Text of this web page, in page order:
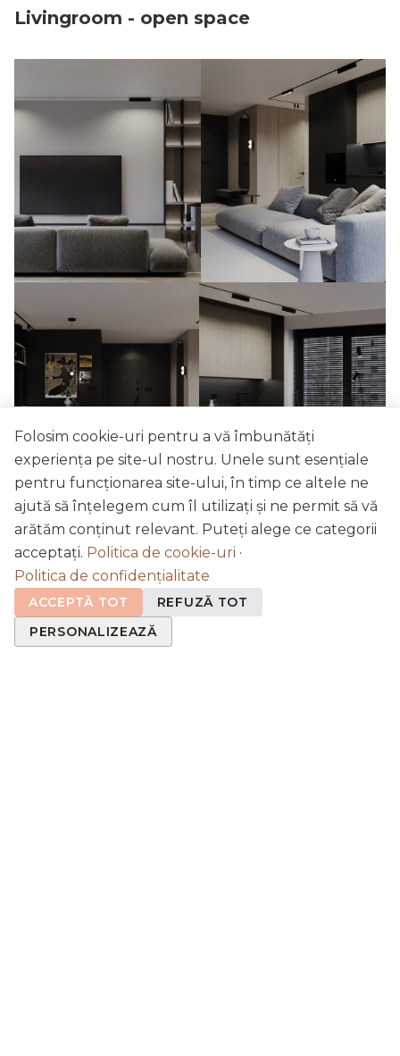
Livingroom - open space
Folosim cookie-uri pentru a vă îmbunătăți
experiența pe site-ul nostru. Unele sunt esențiale
pentru funcționarea site-ului, în timp ce altele ne
ajută să înțelegem cum îl utilizați și ne permit să vă
arătăm conținut relevant. Puteți alege ce categorii
acceptați. Politica de cookie-uri ·
Politica de confidențialitate
ACCEPTĂ TOT
REFUZĂ TOT
PERSONALIZEAZĂ